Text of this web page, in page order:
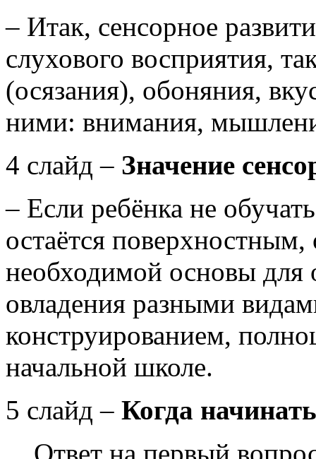
– Итак, сенсорное
слухового восприятия,
(осязания), обоняния,
ними: внимания,
4 слайд – Значение
– Если ребёнка не
остаётся
необходимой основы для
овладения разными
конструированием,
5 слайд – Когда